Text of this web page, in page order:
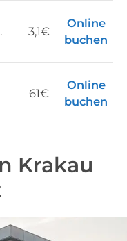
3,1€
Online
buchen
61€
Online
buchen
Krakau